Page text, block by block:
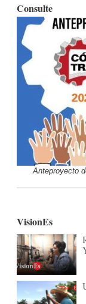
Consulte
Anteproyecto
VisionEs